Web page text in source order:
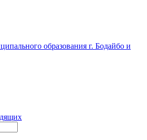
образования г. Бодайбо и